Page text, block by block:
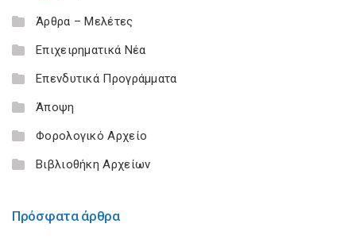
Άρθρα – Μελέτες
Επιχειρηματικά Νέα
Επενδυτικά Προγράμματα
Άποψη
Φορολογικό Αρχείο
Βιβλιοθήκη Αρχείων
Πρόσφατα άρθρα